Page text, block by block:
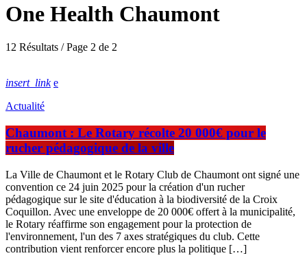
One Health Chaumont
12 Résultats / Page 2 de 2
insert_link
Actualité
Chaumont : Le Rotary récolte 20 000€ pour le
rucher pédagogique de la ville
La Ville de Chaumont et le Rotary Club de Chaumont ont signé une
convention ce 24 juin 2025 pour la création d'un rucher
pédagogique sur le site d'éducation à la biodiversité de la Croix
Coquillon. Avec une enveloppe de 20 000€ offert à la municipalité,
le Rotary réaffirme son engagement pour la protection de
l'environnement, l'un des 7 axes stratégiques du club. Cette
contribution vient renforcer encore plus la politique […]